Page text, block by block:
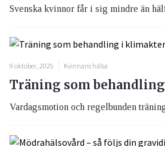
Svenska kvinnor får i sig mindre än
9 oktober, 2025 Kvinnans hälsa
Träning som
Vardagsmotion och regelbunden